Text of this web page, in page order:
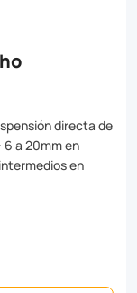
directa de
6 a 20mm en
en